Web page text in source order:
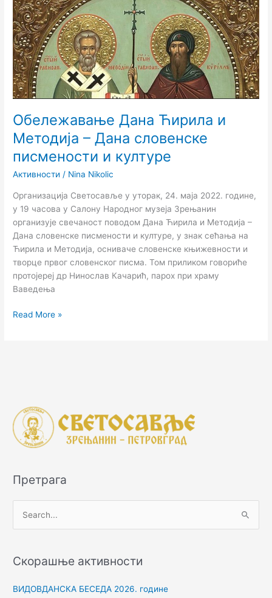
Обележавање Дана Ћирила и
Методија – Дана словенске
писмености и културе
Активности / Nina Nikolic
Организација Светосавље у уторак, 24. маја 2022. године,
у 19 часова у Салону Народног музеја Зрењанин
организује свечаност поводом Дана Ћирила и Методија –
Дана словенске писмености и културе, у знак сећања на
Ћирила и Методија, осниваче словенске књижевности и
творце првог словенског писма. Том приликом говориће
протојереј др Нинослав Качарић, парох при храму
Ваведења
Дана
Ћирила
и
Методија
–
Дана
словенске
и
културе
Read More »
Претрага
т
Скорашње активности
ВИДОВДАНСКА БЕСЕДА 2026. године